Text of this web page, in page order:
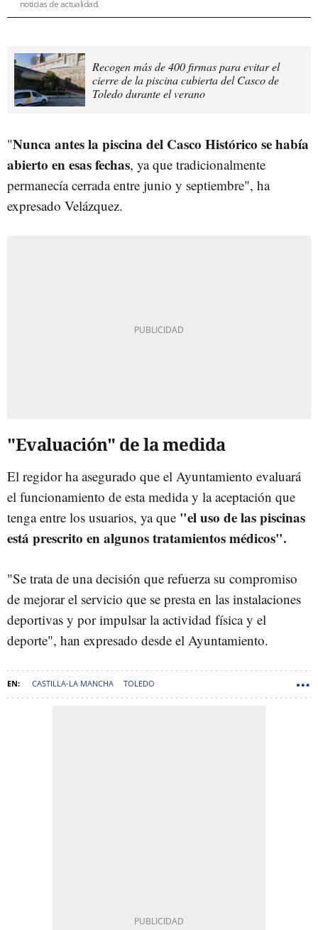
noticias de actualidad.
Recogen más de 400 firmas para evitar el
cierre de la piscina cubierta del Casco de
Toledo durante el verano
"Nunca antes la piscina del Casco Histórico se había
abierto en esas fechas, ya que tradicionalmente
permanecía cerrada entre junio y septiembre", ha
expresado Velázquez.
"Evaluación" de la medida
El regidor ha asegurado que el Ayuntamiento evaluará
el funcionamiento de esta medida y la aceptación que
tenga entre los usuarios, ya que "el uso de las piscinas
está prescrito en algunos tratamientos médicos".
"Se trata de una decisión que refuerza su compromiso
de mejorar el servicio que se presta en las instalaciones
deportivas y por impulsar la actividad física y el
deporte", han expresado desde el Ayuntamiento.
CASTILLA-LA MANCHA TOLEDO